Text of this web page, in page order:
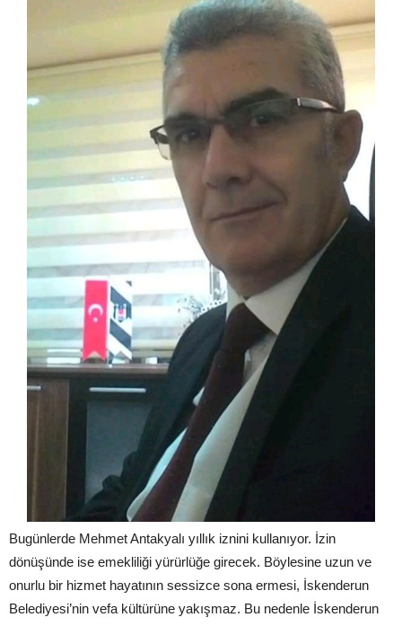
Bugünlerde Mehmet Antakyalı yıllık iznini kullanıyor. İzin
dönüşünde ise emekliliği yürürlüğe girecek. Böylesine uzun ve
onurlu bir hizmet hayatının sessizce sona ermesi, İskenderun
Belediyesi’nin vefa kültürüne yakışmaz. Bu nedenle İskenderun